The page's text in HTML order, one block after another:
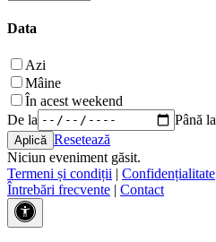
Data
Azi
Mâine
În acest weekend
De la
Până la
Resetează
Niciun eveniment găsit.
Termeni și condiții | Confidențialitate
Întrebări frecvente | Contact